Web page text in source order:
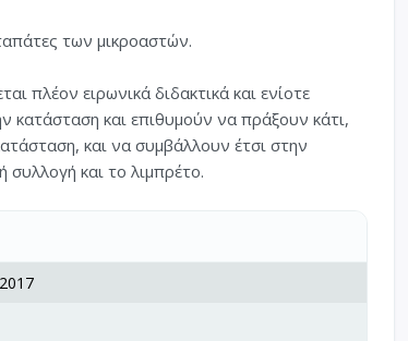
των μικροαστών.
πλέον ειρωνικά διδακτικά και ενίοτε
κατάσταση και επιθυμούν να πράξουν κάτι,
και να συμβάλλουν έτσι στην
και το λιμπρέτο.